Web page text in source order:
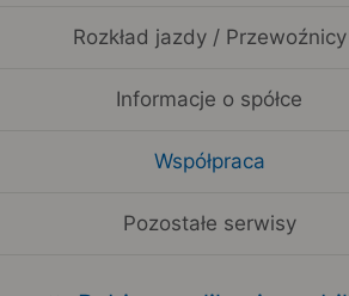
Rozkład jazdy / Przewoźnicy
Informacje o spółce
Współpraca
Pozostałe serwisy